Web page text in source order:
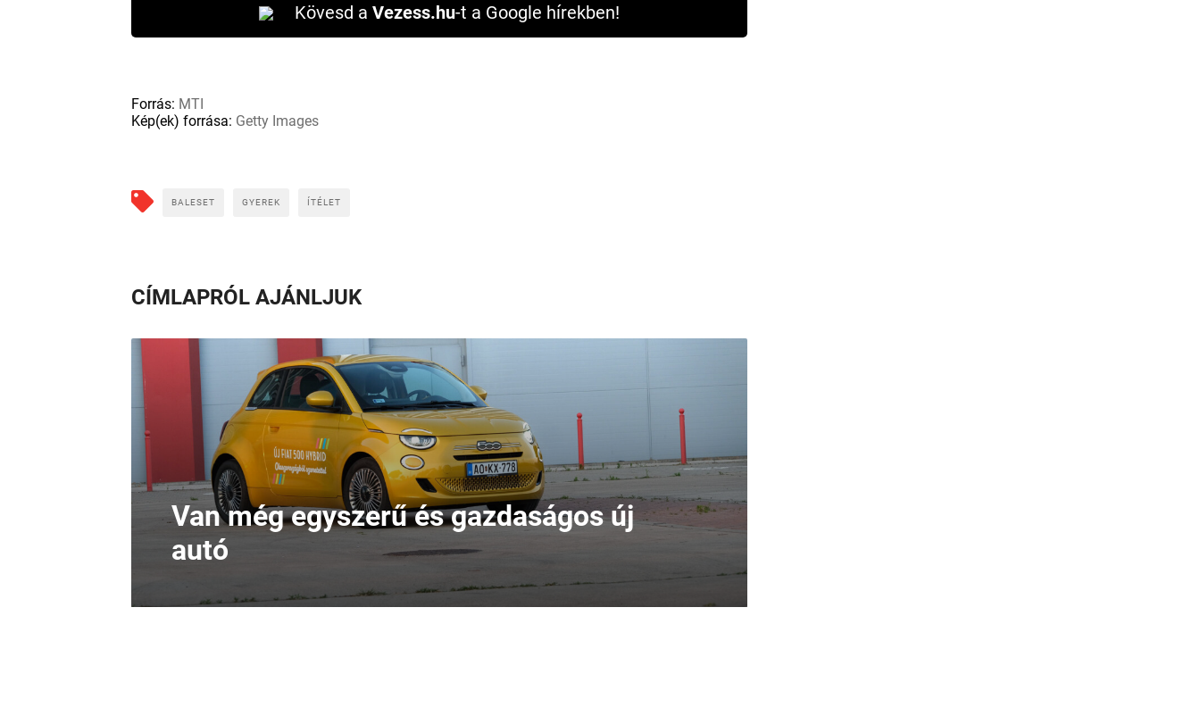
Kövesd a Vezess.hu-t a Google hírekben!
Forrás: MTI
Kép(ek) forrása: Getty Images
BALESET GYEREK ÍTÉLET
CÍMLAPRÓL AJÁNLJUK
Van még egyszerű és gazdaságos új
autó